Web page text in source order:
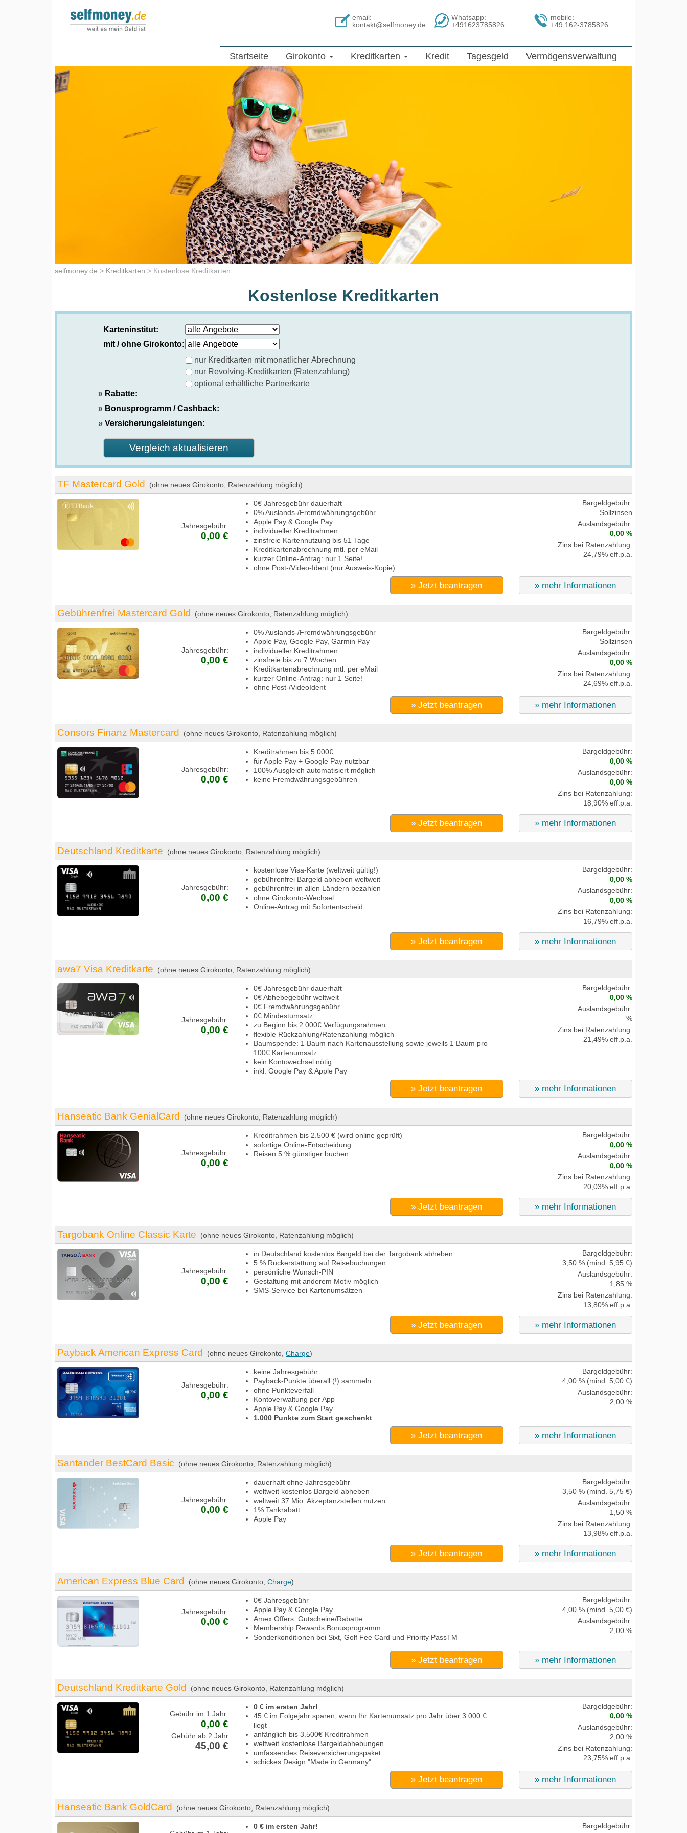
email:
kontakt@selfmoney.de
Whatsapp:
+491623785826
mobile:
+49 162-3785826
Startseite Girokonto Kreditkarten Kredit Tagesgeld Vermögensverwaltung
selfmoney.de > Kreditkarten > Kostenlose Kreditkarten
Kostenlose Kreditkarten
Karteninstitut:
mit / ohne Girokonto:
nur Kreditkarten mit monatlicher Abrechnung
nur Revolving-Kreditkarten (Ratenzahlung)
optional erhältliche Partnerkarte
» Rabatte:
» Bonusprogramm / Cashback:
» Versicherungsleistungen:
TF Mastercard Gold (ohne neues Girokonto, Ratenzahlung möglich)
Jahresgebühr:
0,00 €
0€ Jahresgebühr dauerhaft
0% Auslands-/Fremdwährungsgebühr
Apple Pay & Google Pay
individueller Kreditrahmen
zinsfreie Kartennutzung bis 51 Tage
Kreditkartenabrechnung mtl. per eMail
kurzer Online-Antrag: nur 1 Seite!
ohne Post-/Video-Ident (nur Ausweis-Kopie)
Bargeldgebühr:
Sollzinsen
Auslandsgebühr:
0,00 %
Zins bei Ratenzahlung:
24,79% eff.p.a.
» Jetzt beantragen » mehr Informationen
Gebührenfrei Mastercard Gold (ohne neues Girokonto, Ratenzahlung möglich)
Jahresgebühr:
0,00 €
0% Auslands-/Fremdwährungsgebühr
Apple Pay, Google Pay, Garmin Pay
individueller Kreditrahmen
zinsfreie bis zu 7 Wochen
Kreditkartenabrechnung mtl. per eMail
kurzer Online-Antrag: nur 1 Seite!
ohne Post-/VideoIdent
Bargeldgebühr:
Sollzinsen
Auslandsgebühr:
0,00 %
Zins bei Ratenzahlung:
24,69% eff.p.a.
» Jetzt beantragen » mehr Informationen
Consors Finanz Mastercard (ohne neues Girokonto, Ratenzahlung möglich)
Jahresgebühr:
0,00 €
Kreditrahmen bis 5.000€
für Apple Pay + Google Pay nutzbar
100% Ausgleich automatisiert möglich
keine Fremdwährungsgebühren
Bargeldgebühr:
0,00 %
Auslandsgebühr:
0,00 %
Zins bei Ratenzahlung:
18,90% eff.p.a.
» Jetzt beantragen » mehr Informationen
Deutschland Kreditkarte (ohne neues Girokonto, Ratenzahlung möglich)
Jahresgebühr:
0,00 €
kostenlose Visa-Karte (weltweit gültig!)
gebührenfrei Bargeld abheben weltweit
gebührenfrei in allen Ländern bezahlen
ohne Girokonto-Wechsel
Online-Antrag mit Sofortentscheid
Bargeldgebühr:
0,00 %
Auslandsgebühr:
0,00 %
Zins bei Ratenzahlung:
16,79% eff.p.a.
» Jetzt beantragen » mehr Informationen
awa7 Visa Kreditkarte (ohne neues Girokonto, Ratenzahlung möglich)
Jahresgebühr:
0,00 €
0€ Jahresgebühr dauerhaft
0€ Abhebegebühr weltweit
0€ Fremdwährungsgebühr
0€ Mindestumsatz
zu Beginn bis 2.000€ Verfügungsrahmen
flexible Rückzahlung/Ratenzahlung möglich
Baumspende: 1 Baum nach Kartenausstellung sowie jeweils 1 Baum pro
100€ Kartenumsatz
kein Kontowechsel nötig
inkl. Google Pay & Apple Pay
Bargeldgebühr:
0,00 %
Auslandsgebühr:
%
Zins bei Ratenzahlung:
21,49% eff.p.a.
» Jetzt beantragen » mehr Informationen
Hanseatic Bank GenialCard (ohne neues Girokonto, Ratenzahlung möglich)
Jahresgebühr:
0,00 €
Kreditrahmen bis 2.500 € (wird online geprüft)
sofortige Online-Entscheidung
Reisen 5 % günstiger buchen
Bargeldgebühr:
0,00 %
Auslandsgebühr:
0,00 %
Zins bei Ratenzahlung:
20,03% eff.p.a.
» Jetzt beantragen » mehr Informationen
Targobank Online Classic Karte (ohne neues Girokonto, Ratenzahlung möglich)
Jahresgebühr:
0,00 €
in Deutschland kostenlos Bargeld bei der Targobank abheben
5 % Rückerstattung auf Reisebuchungen
persönliche Wunsch-PIN
Gestaltung mit anderem Motiv möglich
SMS-Service bei Kartenumsätzen
Bargeldgebühr:
3,50 % (mind. 5,95 €)
Auslandsgebühr:
1,85 %
Zins bei Ratenzahlung:
13,80% eff.p.a.
» Jetzt beantragen » mehr Informationen
Payback American Express Card (ohne neues Girokonto,Charge)
Jahresgebühr:
0,00 €
keine Jahresgebühr
Payback-Punkte überall (!) sammeln
ohne Punkteverfall
Kontoverwaltung per App
Apple Pay & Google Pay
1.000 Punkte zum Start geschenkt
Bargeldgebühr:
4,00 % (mind. 5,00 €)
Auslandsgebühr:
2,00 %
» Jetzt beantragen » mehr Informationen
Santander BestCard Basic (ohne neues Girokonto, Ratenzahlung möglich)
Jahresgebühr:
0,00 €
dauerhaft ohne Jahresgebühr
weltweit kostenlos Bargeld abheben
weltweit 37 Mio. Akzeptanzstellen nutzen
1% Tankrabatt
Apple Pay
Bargeldgebühr:
3,50 % (mind. 5,75 €)
Auslandsgebühr:
1,50 %
Zins bei Ratenzahlung:
13,98% eff.p.a.
» Jetzt beantragen » mehr Informationen
American Express Blue Card (ohne neues Girokonto,Charge)
Jahresgebühr:
0,00 €
0€ Jahresgebühr
Apple Pay & Google Pay
Amex Offers: Gutscheine/Rabatte
Membership Rewards Bonusprogramm
Sonderkonditionen bei Sixt, Golf Fee Card und Priority PassTM
Bargeldgebühr:
4,00 % (mind. 5,00 €)
Auslandsgebühr:
2,00 %
» Jetzt beantragen » mehr Informationen
Deutschland Kreditkarte Gold (ohne neues Girokonto, Ratenzahlung möglich)
Gebühr im 1.Jahr:
0,00 €
Gebühr ab 2.Jahr
45,00 €
0 € im ersten Jahr!
45 € im Folgejahr sparen, wenn Ihr Kartenumsatz pro Jahr über 3.000 €
liegt
anfänglich bis 3.500€ Kreditrahmen
weltweit kostenlose Bargeldabhebungen
umfassendes Reiseversicherungspaket
schickes Design "Made in Germany"
Bargeldgebühr:
0,00 %
Auslandsgebühr:
2,00 %
Zins bei Ratenzahlung:
23,75% eff.p.a.
» Jetzt beantragen » mehr Informationen
Hanseatic Bank GoldCard (ohne neues Girokonto, Ratenzahlung möglich)
0 € im ersten Jahr!
Bargeldgebühr: